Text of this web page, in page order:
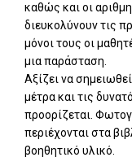
καθώς και οι
διευκολύνουν τις
μόνοι τους οι
μια παράσταση.
Αξίζει να
μέτρα και τις
προορίζεται.
περιέχονται στα
βοηθητικό υλικό.